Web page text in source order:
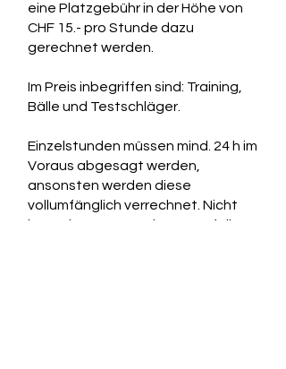
eine Platzgebühr in der Höhe von
CHF 15.- pro Stunde dazu
gerechnet werden.
Im Preis inbegriffen sind: Training,
Bälle und Testschläger.
Einzelstunden müssen mind. 24 h im
Voraus abgesagt werden,
ansonsten werden diese
vollumfänglich verrechnet. Nicht
besuchte Gruppenkurse verfallen